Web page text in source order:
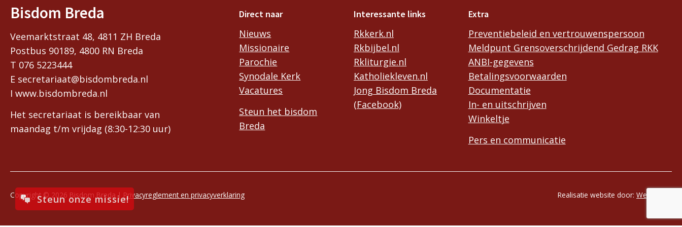
Bisdom Breda
Veemarktstraat 48, 4811 ZH Breda
Postbus 90189, 4800 RN Breda
T 076 5223444
E secretariaat@bisdombreda.nl
I www.bisdombreda.nl
Het secretariaat is bereikbaar van
maandag t/m vrijdag (8:30-12:30 uur)
Direct naar
Nieuws
Missionaire
Parochie
Synodale Kerk
Vacatures
Steun het bisdom
Breda
Interessante links
Rkkerk.nl
Rkbijbel.nl
Rkliturgie.nl
Katholiekleven.nl
Jong Bisdom Breda
(Facebook)
Extra
Preventiebeleid en vertrouwenspersoon
Meldpunt Grensoverschrijdend Gedrag RKK
ANBI-gegevens
Betalingsvoorwaarden
Documentatie
In- en uitschrijven
Winkeltje
Pers en communicatie
Copyright © 2026 Bisdom Breda | Privacyreglement en privacyverklaring Realisatie website door: Webheld.nl
Steun onze missie!